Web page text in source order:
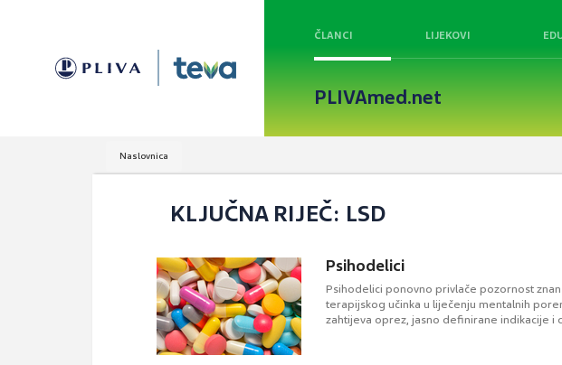
ČLANCI LIJEKOVI
PLIVAmed.net
Naslovnica
KLJUČNA RIJEČ: LSD
Psihodelici
Psihodelici ponovno privlače pozornost
terapijskog učinka u liječenju mentalnih
zahtijeva oprez, jasno definirane indikacije i